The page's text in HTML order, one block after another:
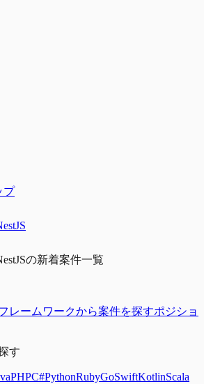
プ
の新着案件一覧
レームワークから案件を探すポジショ
す
PHPC#PythonRubyGoSwiftKotlinScala